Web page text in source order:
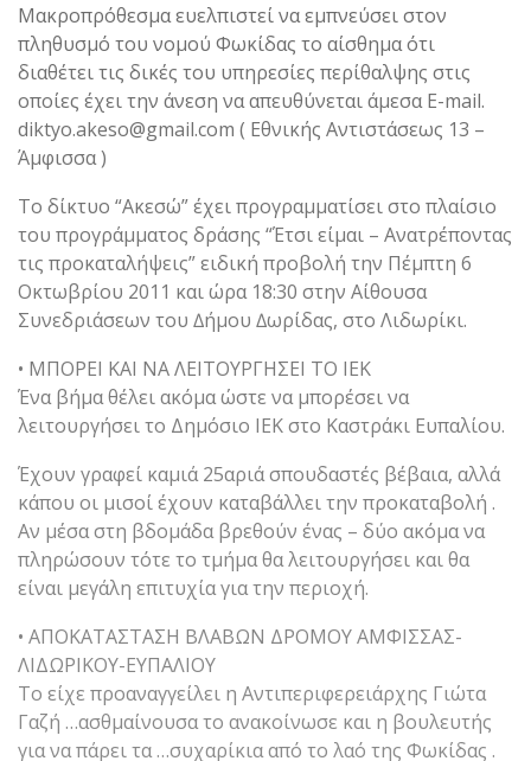
Μακροπρόθεσμα ευελπιστεί να εμπνεύσει στον
πληθυσμό του νομού Φωκίδας το αίσθημα ότι
διαθέτει τις δικές του υπηρεσίες περίθαλψης στις
οποίες έχει την άνεση να απευθύνεται άμεσα E-mail.
diktyo.akeso@gmail.com ( Εθνικής Αντιστάσεως 13 –
Άμφισσα )
Το δίκτυο “Ακεσώ” έχει προγραμματίσει στο πλαίσιο
του προγράμματος δράσης “Έτσι είμαι – Ανατρέποντας
τις προκαταλήψεις” ειδική προβολή την Πέµπτη 6
Οκτωβρίου 2011 και ώρα 18:30 στην Αίθουσα
Συνεδριάσεων του ∆ήµου ∆ωρίδας, στο Λιδωρίκι.
• ΜΠΟΡΕΙ ΚΑΙ ΝΑ ΛΕΙΤΟΥΡΓΗΣΕΙ ΤΟ ΙΕΚ
Ένα βήμα θέλει ακόμα ώστε να μπορέσει να
λειτουργήσει το Δημόσιο ΙΕΚ στο Καστράκι Ευπαλίου.
Έχουν γραφεί καμιά 25αριά σπουδαστές βέβαια, αλλά
κάπου οι μισοί έχουν καταβάλλει την προκαταβολή .
Αν μέσα στη βδομάδα βρεθούν ένας – δύο ακόμα να
πληρώσουν τότε το τμήμα θα λειτουργήσει και θα
είναι μεγάλη επιτυχία για την περιοχή.
• ΑΠΟΚΑΤΑΣΤΑΣΗ ΒΛΑΒΩΝ ΔΡΟΜΟΥ ΑΜΦΙΣΣΑΣ-
ΛΙΔΩΡΙΚΟΥ-ΕΥΠΑΛΙΟΥ
Το είχε προαναγγείλει η Αντιπεριφερειάρχης Γιώτα
Γαζή …ασθμαίνουσα το ανακοίνωσε και η βουλευτής
για να πάρει τα …συχαρίκια από το λαό της Φωκίδας .